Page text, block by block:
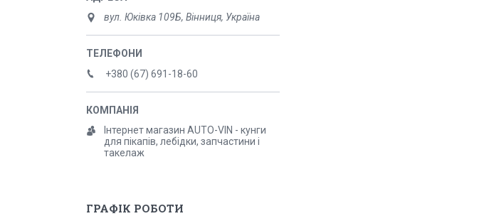
вул. Юківка 109Б, Вінниця, Україна
+380 (67) 691-18-60
Інтернет магазин AUTO-VIN - кунги
для пікапів, лебідки, запчастини і
такелаж
ГРАФІК РОБОТИ